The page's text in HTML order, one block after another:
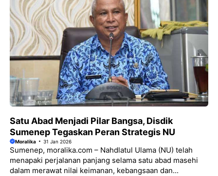
Satu Abad Menjadi Pilar Bangsa, Disdik
Sumenep Tegaskan Peran Strategis NU
Moralika 31 Jan 2026
Sumenep, moralika.com – Nahdlatul Ulama (NU) telah
menapaki perjalanan panjang selama satu abad masehi
dalam merawat nilai keimanan, kebangsaan dan...